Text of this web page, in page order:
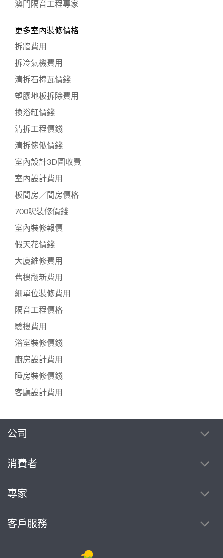
澳門隔音工程專家
更多室內裝修價格
拆牆費用
拆冷氣機費用
清拆石棉瓦價錢
塑膠地板拆除費用
換浴缸價錢
清拆工程價錢
清拆傢俬價錢
室內設計3D圖收費
室內設計費用
板間房／間房價格
700呎裝修價錢
室內裝修報價
假天花價錢
大廈維修費用
舊樓翻新費用
細單位裝修費用
隔音工程價格
驗樓費用
浴室裝修價錢
廚房設計費用
睡房裝修價錢
客廳設計費用
公司
消費者
專家
客戶服務